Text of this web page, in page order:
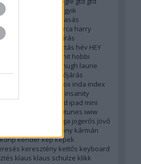
gyász
gyik
gyorsolvasás
harca harry
helyesírás
helyzetmegosztás hév HEY
hit hobbi
hugh laurie
ibooks
időjárás
inbox inda index
insanity
introversion ipad ipad mini
itunes iwiw
jóga jogerős jövő
karácsony kármán
kdnpkenderképképek
keresztény kettős keyboard
klaus klaus schulze klikk